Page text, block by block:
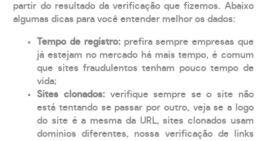
partir do resultado da verificação que fizemos. Abaixo
algumas dicas para você entender melhor os dados:
Tempo de registro: prefira sempre empresas que
já estejam no mercado há mais tempo, é comum
que sites fraudulentos tenham pouco tempo de
vida;
Sites clonados: verifique sempre se o site não
está tentando se passar por outro, veja se a logo
do site é a mesma da URL, sites clonados usam
domínios diferentes, nossa verificação de links